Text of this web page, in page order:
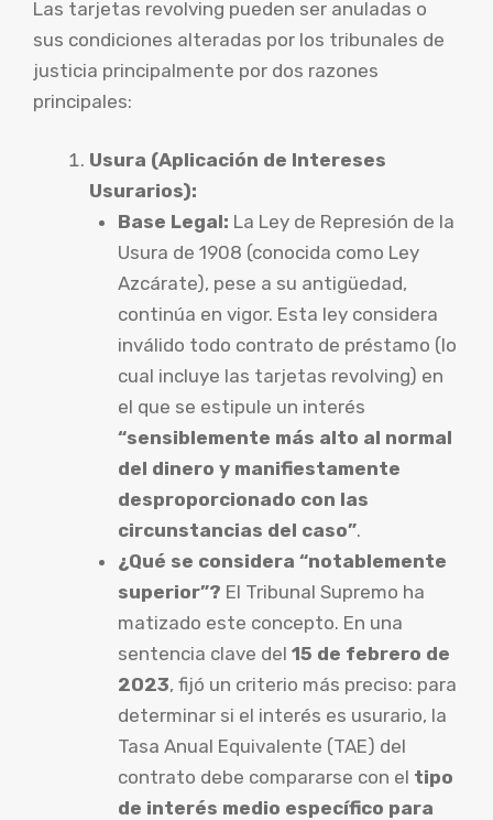
Las tarjetas revolving pueden ser anuladas o
sus condiciones alteradas por los tribunales de
justicia principalmente por dos razones
principales:
Usura (Aplicación de Intereses
Usurarios):
Base Legal: La Ley de Represión de la
Usura de 1908 (conocida como Ley
Azcárate), pese a su antigüedad,
continúa en vigor. Esta ley considera
inválido todo contrato de préstamo (lo
cual incluye las tarjetas revolving) en
el que se estipule un interés
“sensiblemente más alto al normal
del dinero y manifiestamente
desproporcionado con las
circunstancias del caso”.
¿Qué se considera “notablemente
superior”? El Tribunal Supremo ha
matizado este concepto. En una
sentencia clave del 15 de febrero de
2023, fijó un criterio más preciso: para
determinar si el interés es usurario, la
Tasa Anual Equivalente (TAE) del
contrato debe compararse con el tipo
de interés medio específico para